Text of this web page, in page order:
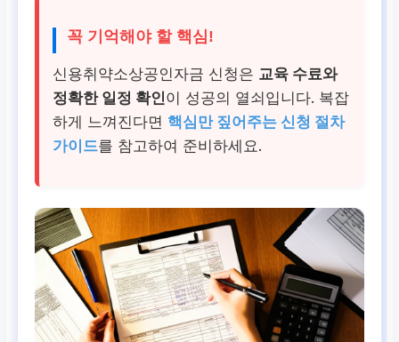
꼭 기억해야 할 핵심!
신용취약소상공인자금 신청은 교육 수료와
정확한 일정 확인이 성공의 열쇠입니다. 복잡
하게 느껴진다면 핵심만 짚어주는 신청 절차
가이드를 참고하여 준비하세요.